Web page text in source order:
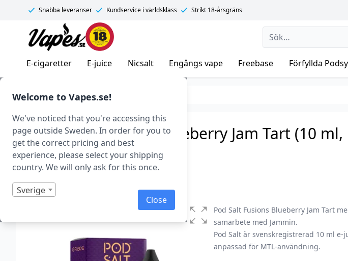
Welcome to Vapes.se!
We've noticed that you're accessing this
page outside Sweden. In order for you to
get the correct pricing and best
experience, please select your shipping
country. We will only ask for this once.
Sverige
Close
Snabba leveranser Kundservice i världsklass Strikt 18-årsgräns
Vapes.se
E-cigaretter E-juice Nicsalt Engångs vape Freebase Förfyllda
E-juice E-juice med nikotin
Pod Salt Fusions – Blueberry Jam Tart (10 ml,
Nikotinsalt)
Art.nr: 42210
Slut i lager
Pod Salt Fusions Blueberry Jam Tart
samarbete med Jammin.
Pod Salt är svenskregistrerad 10 ml
anpassad för MTL-användning.